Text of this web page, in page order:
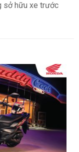
sở hữu xe trước